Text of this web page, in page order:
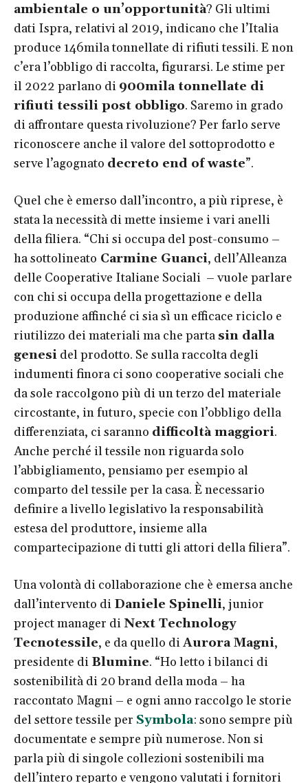
ambientale o un’opportunità? Gli ultimi
dati Ispra, relativi al 2019, indicano che l’Italia
produce 146mila tonnellate di rifiuti tessili. E non
c’era l’obbligo di raccolta, figurarsi. Le stime per
il 2022 parlano di 900mila tonnellate di
rifiuti tessili post obbligo. Saremo in grado
di affrontare questa rivoluzione? Per farlo serve
riconoscere anche il valore del sottoprodotto e
serve l’agognato decreto end of waste”.
Quel che è emerso dall’incontro, a più riprese, è
stata la necessità di mette insieme i vari anelli
della filiera. “Chi si occupa del post-consumo –
ha sottolineato Carmine Guanci, dell’Alleanza
delle Cooperative Italiane Sociali – vuole parlare
con chi si occupa della progettazione e della
produzione affinché ci sia sì un efficace riciclo e
riutilizzo dei materiali ma che parta sin dalla
genesi del prodotto. Se sulla raccolta degli
indumenti finora ci sono cooperative sociali che
da sole raccolgono più di un terzo del materiale
circostante, in futuro, specie con l’obbligo della
differenziata, ci saranno difficoltà maggiori.
Anche perché il tessile non riguarda solo
l’abbigliamento, pensiamo per esempio al
comparto del tessile per la casa. È necessario
definire a livello legislativo la responsabilità
estesa del produttore, insieme alla
compartecipazione di tutti gli attori della filiera”.
Una volontà di collaborazione che è emersa anche
dall’intervento di Daniele Spinelli, junior
project manager di Next Technology
Tecnotessile, e da quello diAurora Magni,
presidente di Blumine. “Ho letto i bilanci di
sostenibilità di 20 brand della moda – ha
raccontato Magni – e ogni anno raccolgo le storie
del settore tessile per Symbola: sono sempre più
documentate e sempre più numerose. Non si
parla più di singole collezioni sostenibili ma
dell’intero reparto e vengono valutati i fornitori